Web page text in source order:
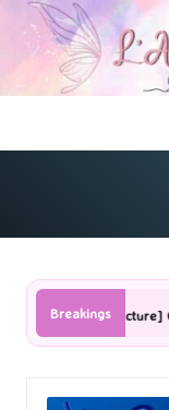
Breakings
[Lecture] Gardiens des